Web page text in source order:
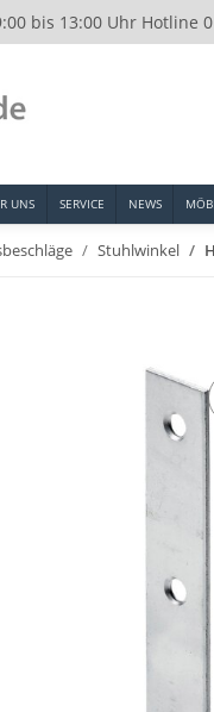
bis 13:00 Uhr Hotline
UNS SERVICE NEWS
Stuhlwinkel